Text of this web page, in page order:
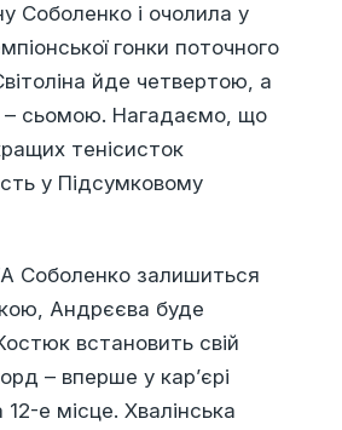
Соболенко і очолила у
гонки поточного
йде четвертою, а
сьомою. Нагадаємо, що
тенісисток
у Підсумковому
Соболенко залишиться
Андрєєва буде
встановить свій
– вперше у кар’єрі
12-е місце. Хвалінська